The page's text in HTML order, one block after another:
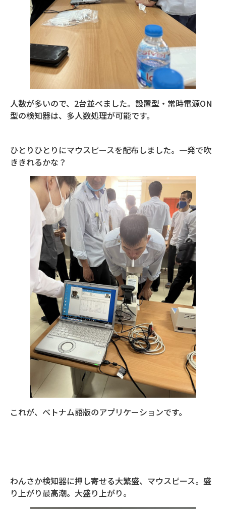
人数が多いので、2台並べました。設置型・常時電源ON
型の検知器は、多人数処理が可能です。
ひとりひとりにマウスピースを配布しました。一発で吹
ききれるかな？
これが、ベトナム語版のアプリケーションです。
わんさか検知器に押し寄せる大繁盛、マウスピース。盛
り上がり最高潮。大盛り上がり。